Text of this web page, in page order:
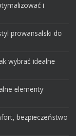
i
prowansalski do
wybrać idealne
elementy
bezpieczeństwo